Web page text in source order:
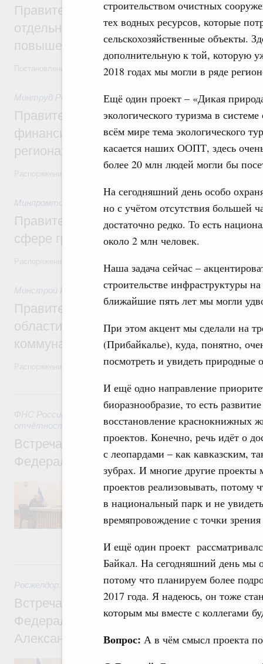
строительством очистных
тех водных ресурсов, которые
сельскохозяйственные объекты.
дополнительную к той, которую
2018 годах мы могли в ряде
Ещё один проект – «Дикая
экологического туризма в
всём мире тема экологического
касается наших ООПТ, здесь
более 20 млн людей могли бы
На сегодняшний день особо
но с учётом отсутствия
достаточно редко. То есть
около 2 млн человек.
Наша задача сейчас –
строительстве инфраструктуры
ближайшие пять лет мы могли
При этом акцент мы сделали на
(Прибайкалье), куда, понятно,
посмотреть и увидеть природные
И ещё одно направление
биоразнообразие, то есть
восстановление краснокнижных
проектов. Конечно, речь идёт о
с леопардами – как кавказским,
зубрах. И многие другие
проектов реализовывать, потому
в национальный парк и не
времяпровождение с точки зрения
И ещё один проект
Байкал. На сегодняшний день мы
потому что планируем более
2017 года. Я надеюсь, он тоже
которым мы вместе с коллегами
Вопрос: А в чём смысл проекта
Правительство ввело новый временный
отдельных видов топлива и утвердило
повышения доступности нефтепродуктов
Постановления от 30 июля 2026 года №952, №953, №954
Минтруд России 30 июля 2026, Малое и среднее
Правительство выделило
финансирование на поддержку бизнеса
регионах
Минпромторг России 30 июля 2026 Авиастроение
Правительство профинансирует
сфере гражданской авиации
Минстрой России 30 июля 2026,Жилищно-коммунальное
Правительство выделило
области на поддержку предприятий
коммунального хозяйства
Распоряжение от 29 июля 2026 года №2021-р
29 июля, среда
ФНС России
отчётность и аудит
Встреча Михаила Мишустина с
Федеральной налоговой службы
Руководитель ФНС проинформировал
текущей ситуации с поступлениями
систему и прогнозе на предстоящий
организация проактивного
28 июля, вторник
Росжелдор 28 июля 2026,Железнодорожный транспорт
Встреча Михаила Мишустина с
Федерального агентства
Александром Сахаровым
Обсуждались итоги работы за